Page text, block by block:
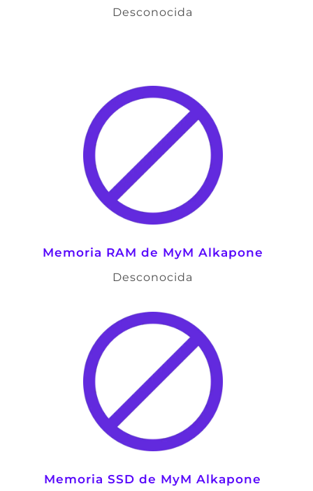
Desconocida
Memoria RAM de MyM Alkapone
Desconocida
Memoria SSD de MyM Alkapone